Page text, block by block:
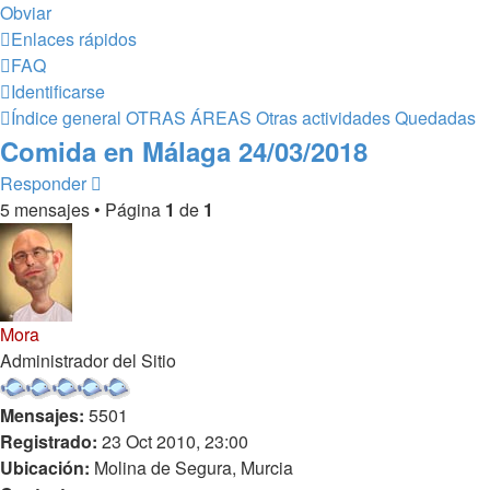
Obviar
Enlaces rápidos
FAQ
Identificarse
Índice general OTRAS ÁREAS Otras actividadesQuedadas
Comida en Málaga 24/03/2018
Responder
5 mensajes • Página 1 de 1
Mora
Administrador del Sitio
Mensajes: 5501
Registrado: 23 Oct 2010, 23:00
Ubicación: Molina de Segura, Murcia